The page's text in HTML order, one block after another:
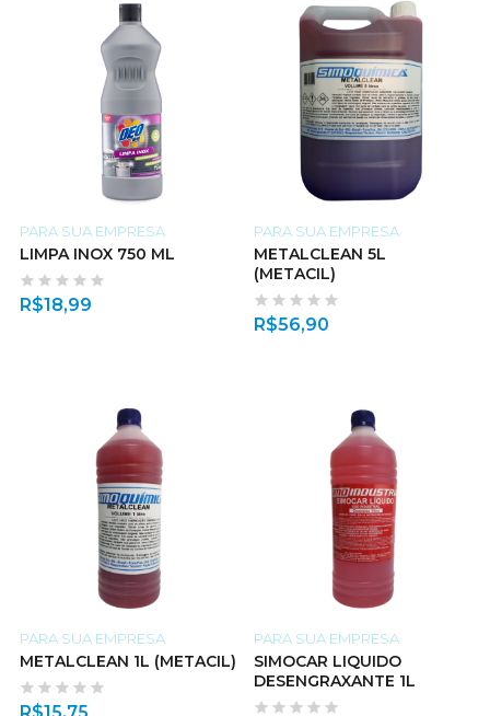
PARA SUA EMPRESA
LIMPA INOX 750 ML
R$18,99
PARA SUA EMPRESA
METALCLEAN 5L
(METACIL)
R$56,90
PARA SUA EMPRESA
METALCLEAN 1L (METACIL)
PARA SUA EMPRESA
SIMOCAR LIQUIDO
DESENGRAXANTE 1L